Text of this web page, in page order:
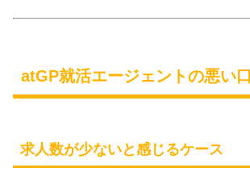
atGP就活エージェントの悪い
求人数が少ないと感じるケース